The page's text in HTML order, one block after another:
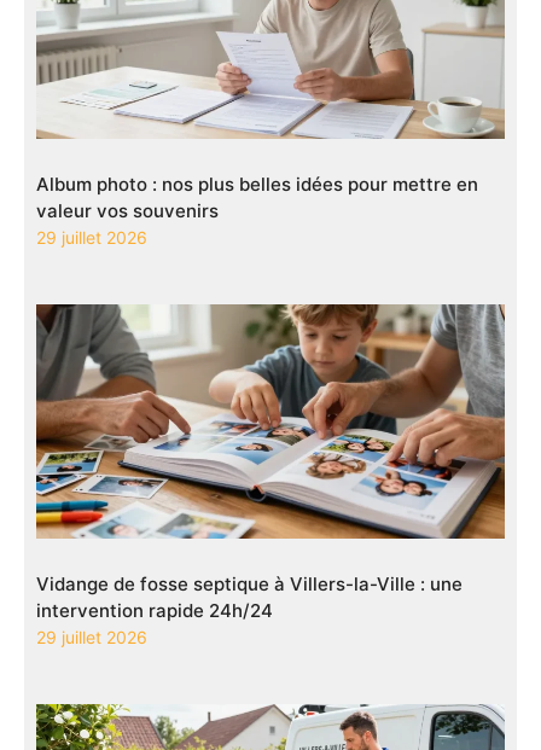
Album photo : nos plus belles idées pour mettre en
valeur vos souvenirs
29 juillet 2026
Vidange de fosse septique à Villers-la-Ville : une
intervention rapide 24h/24
29 juillet 2026